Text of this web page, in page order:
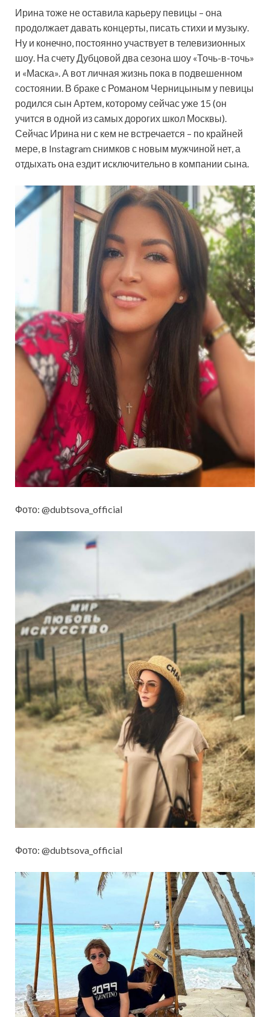
Ирина тоже не оставила карьеру певицы – она
продолжает давать концерты, писать стихи и музыку.
Ну и конечно, постоянно участвует в телевизионных
шоу. На счету Дубцовой два сезона шоу «Точь-в-точь»
и «Маска». А вот личная жизнь пока в подвешенном
состоянии. В браке с Романом Черницыным у певицы
родился сын Артем, которому сейчас уже 15 (он
учится в одной из самых дорогих школ Москвы).
Сейчас Ирина ни с кем не встречается – по крайней
мере, в Instagram снимков с новым мужчиной нет, а
отдыхать она ездит исключительно в компании сына.
Фото: @dubtsova_official
Фото: @dubtsova_official